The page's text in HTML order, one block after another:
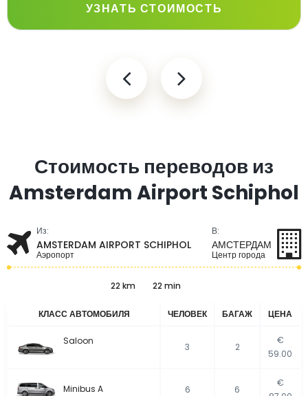
УЗНАТЬ СТОИМОСТЬ
Стоимость переводов из
Amsterdam Airport Schiphol
Из:
AMSTERDAM AIRPORT SCHIPHOL
Аэропорт
В:
АМСТЕРДАМ
Центр города
22 km 22 min
КЛАСС АВТОМОБИЛЯ ЧЕЛОВЕК БАГАЖ ЦЕНА
Saloon
3 2
€
59.00
Minibus A 6 6
€